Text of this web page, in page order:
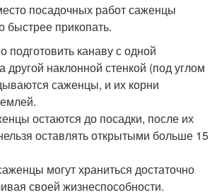
посадочных работ саженцы
быстрее прикопать.
подготовить канаву с одной
другой наклонной стенкой (под углом
саженцы, и их корни
остаются до посадки, после их
оставлять открытыми больше 15
могут храниться достаточно
своей жизнеспособности.